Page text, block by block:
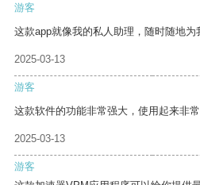
游客
这款app就像我的私人助理，随时随地为
2025-03-13
游客
这款软件的功能非常强大，使用起来非常
2025-03-13
游客